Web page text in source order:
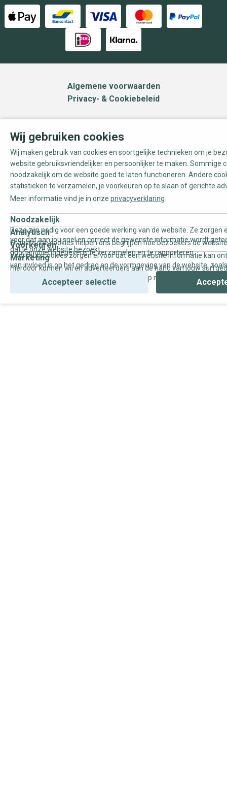
Algemene voorwaarden
Privacy- & Cookiebeleid
Wij gebruiken cookies
Wij maken gebruik van cookies en soortgelijke technieken om je
website gebruiksvriendelijker en persoonlijker te maken. Sommige
noodzakelijk om de website goed te laten functioneren. Andere
statistieken te verzamelen, je voorkeuren op te slaan of gerichte
Meer informatie vind je in onze privacyverklaring
Noodzakelijk
Deze zijn nodig voor een goede werking van de website. Ze zorgen
voor dat aan jou snel en correct de gewenste informatie wordt
dat je onze website bezoekt.
Analytisch
Statistische cookies helpen ons begrijpen hoe bezoekers de
door anoniem gegevens te verzamelen en te rapporteren.
Voorkeuren
Voorkeurscookies zorgen ervoor dat een website informatie kan
van invloed is op het gedrag en de vormgeving van de website,
Marketing
Hierdoor kunnen wij en adverteerders aan de hand van jouw
gepersonaliseerde online advertenties en op maat gemaakte
Accepteer selectie